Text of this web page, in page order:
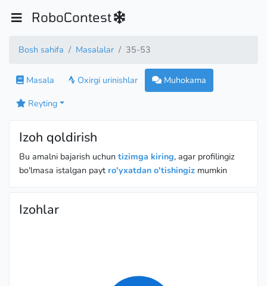
RoboContest
Bosh sahifa Masalalar 35-53
Masala Oxirgi urinishlar
Muhokama
Reyting
Izoh qoldirish
Bu amalni bajarish uchun tizimga kiring, agar profilingiz
bo'lmasa istalgan payt ro'yxatdan o'tishingiz mumkin
Izohlar